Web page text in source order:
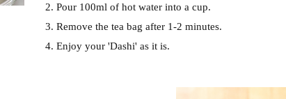
2. Pour 100ml of hot water into a cup.
3. Remove the tea bag after 1-2 minutes.
4. Enjoy your 'Dashi' as it is.